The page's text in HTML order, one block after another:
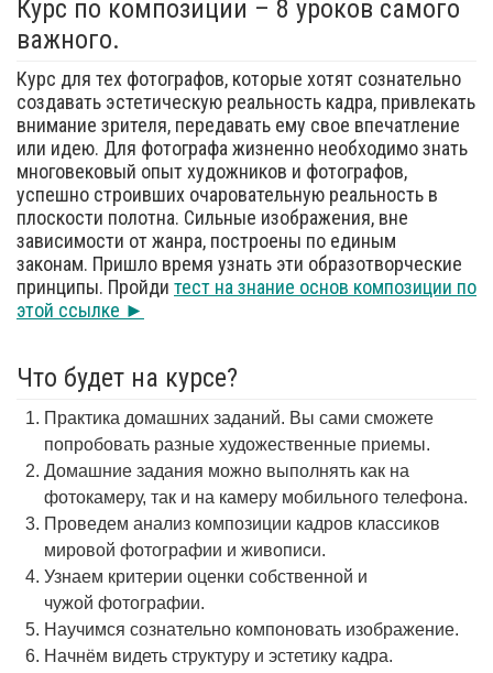
Курс по композиции – 8 уроков самого
важного.
Курс для тех фотографов, которые хотят сознательно
создавать эстетическую реальность кадра, привлекать
внимание зрителя, передавать ему свое впечатление
или идею. Для фотографа жизненно необходимо знать
многовековый опыт художников и фотографов,
успешно строивших очаровательную реальность в
плоскости полотна. Сильные изображения, вне
зависимости от жанра, построены по единым
законам. Пришло время узнать эти образотворческие
принципы. Пройди тест на знание основ композиции по
этой ссылке ►
Что будет на курсе?
Практика домашних заданий. Вы сами сможете
попробовать разные художественные приемы.
Домашние задания можно выполнять как на
фотокамеру, так и на камеру мобильного телефона.
Проведем анализ композиции кадров классиков
мировой фотографии и живописи.
Узнаем критерии оценки собственной и
чужой фотографии.
Научимся сознательно компоновать изображение.
Начнём видеть структуру и эстетику кадра.